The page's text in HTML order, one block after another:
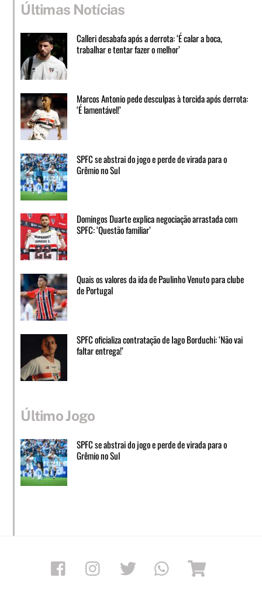
Últimas Notícias
Calleri desabafa após a derrota: ‘É calar a boca,
trabalhar e tentar fazer o melhor’
Marcos Antonio pede desculpas à torcida após derrota:
‘É lamentável!’
SPFC se abstrai do jogo e perde de virada para o
Grêmio no Sul
Domingos Duarte explica negociação arrastada com
SPFC: ‘Questão familiar’
Quais os valores da ida de Paulinho Venuto para clube
de Portugal
SPFC oficializa contratação de Iago Borduchi: ‘Não vai
faltar entrega!’
Último Jogo
SPFC se abstrai do jogo e perde de virada para o
Grêmio no Sul
Facebook Instagram Twitter Whatsapp